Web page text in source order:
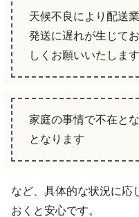
天候不良により配送
発送に遅れが生じて
しくお願いいたします
家庭の事情で不在と
となります
など、具体的な状況に応
おくと安心です。